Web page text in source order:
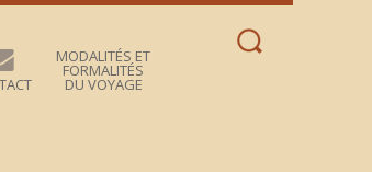
MODALITÉS ET
FORMALITÉS
DU VOYAGE
Rechercher :